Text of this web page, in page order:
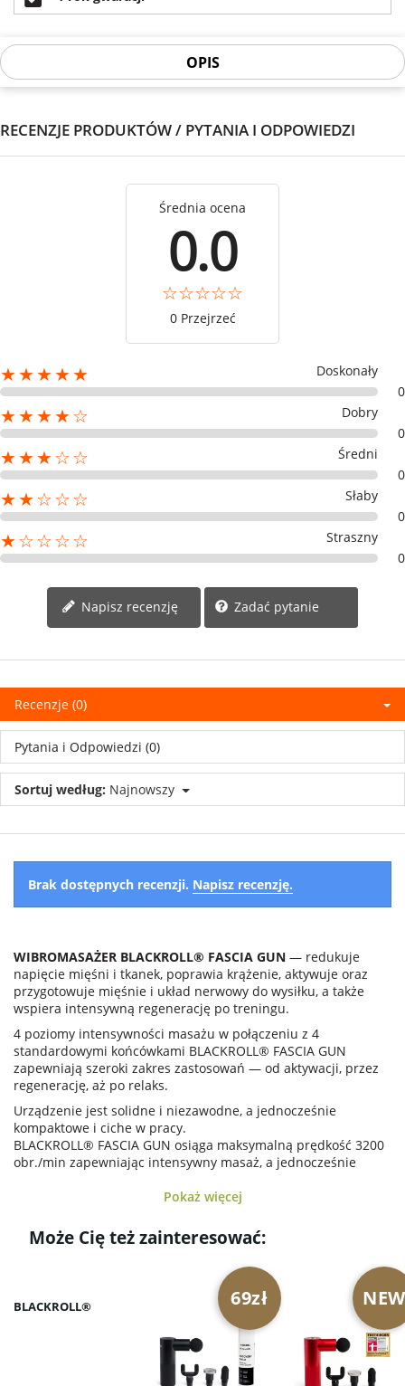
OPIS
RECENZJE PRODUKTÓW / PYTANIA I ODPOWIEDZI
Średnia ocena
0.0
0 Przejrzeć
★★★★★
Doskonały
0
★★★★☆
Dobry
0
★★★☆☆
Średni
0
★★☆☆☆
Słaby
0
★☆☆☆☆
Straszny
0
Napisz recenzję Zadać pytanie
Recenzje (0)
Pytania i Odpowiedzi (0)
Sortuj według: Najnowszy
Brak dostępnych recenzji. Napisz recenzję.
WIBROMASAŻER BLACKROLL® FASCIA GUN — redukuje
napięcie mięśni i tkanek, poprawia krążenie, aktywuje oraz
przygotowuje mięśnie i układ nerwowy do wysiłku, a także
wspiera intensywną regenerację po treningu.
4 poziomy intensywności masażu w połączeniu z 4
standardowymi końcówkami BLACKROLL® FASCIA GUN
zapewniają szeroki zakres zastosowań — od aktywacji, przez
regenerację, aż po relaks.
Urządzenie jest solidne i niezawodne, a jednocześnie
kompaktowe i ciche w pracy.
BLACKROLL® FASCIA GUN osiąga maksymalną prędkość 3200
obr./min zapewniając intensywny masaż, a jednocześnie
kluczowe dla rozluźnienia i regeneracji mięśni.
ładowania przez USB-C.
Zwracamy uwagę, że zgodnie z zasadami naszego sklepu tego
produktu nie można opłacić przy odbiorze.
Zestaw BLACKROLL® GUN 6 PEAKS SET oprócz standardowych
4 końcówek zawiera także dwie dodatkowe:
oraz
Pokaż więcej
Może Cię też zainteresować:
BLACKROLL® 69zł NEW